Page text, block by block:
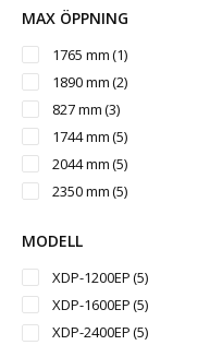
MAX ÖPPNING
1765 mm(1)
1890 mm(2)
827 mm(3)
1744 mm(5)
2044 mm(5)
2350 mm(5)
MODELL
XDP-1200EP(5)
XDP-1600EP(5)
XDP-2400EP(5)